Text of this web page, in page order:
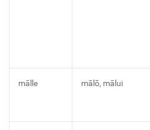
mālle mālō, mālui